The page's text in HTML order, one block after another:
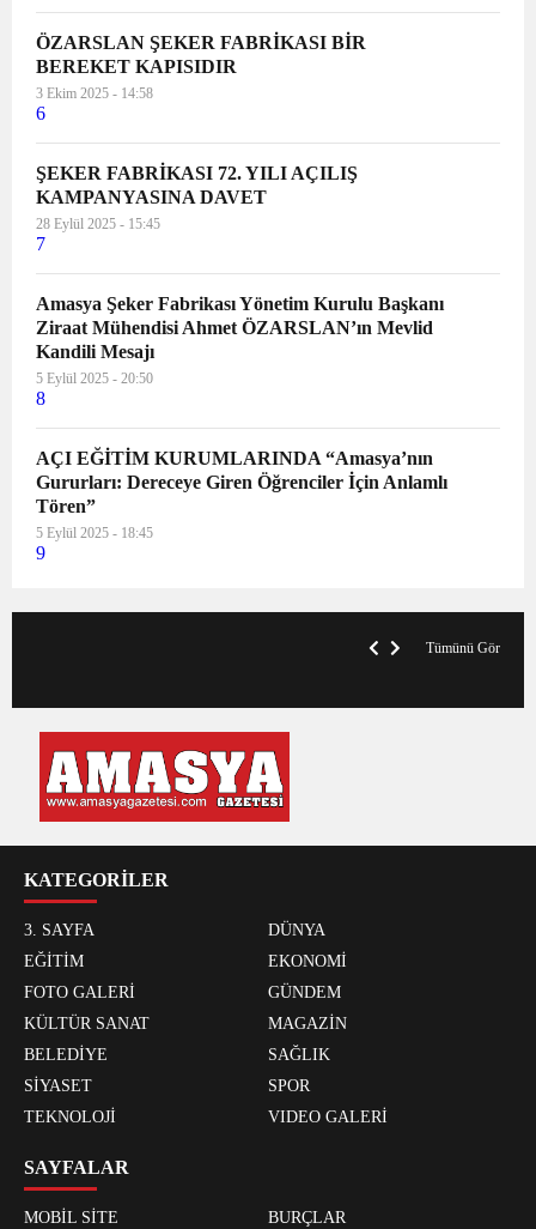
ÖZARSLAN ŞEKER FABRİKASI BİR
BEREKET KAPISIDIR
3 Ekim 2025 - 14:58
6
ŞEKER FABRİKASI 72. YILI AÇILIŞ
KAMPANYASINA DAVET
28 Eylül 2025 - 15:45
7
Amasya Şeker Fabrikası Yönetim Kurulu Başkanı
Ziraat Mühendisi Ahmet ÖZARSLAN’ın Mevlid
Kandili Mesajı
5 Eylül 2025 - 20:50
8
AÇI EĞİTİM KURUMLARINDA “Amasya’nın
Gururları: Dereceye Giren Öğrenciler İçin Anlamlı
Tören”
5 Eylül 2025 - 18:45
9
Tümünü Gör
KATEGORİLER
3. SAYFA
DÜNYA
EĞİTİM
EKONOMİ
FOTO GALERİ
GÜNDEM
KÜLTÜR SANAT
MAGAZİN
BELEDİYE
SAĞLIK
SİYASET
SPOR
TEKNOLOJİ
VIDEO GALERİ
SAYFALAR
MOBİL SİTE BURÇLAR